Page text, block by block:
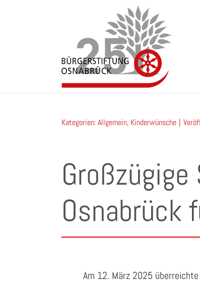
Kategorien:Allgemein, Kinderwünsche |
Osnabrück
Am 12. März 2025